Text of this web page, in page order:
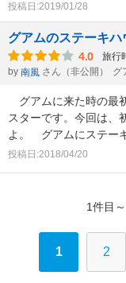
投稿日:2019/01/28
グアムのステーキ
4.0 旅行
by 南風 さん（非公開） グ
グアムに来た時の最
スターです。今回は、
よ。 グアムにステー
投稿日:2018/04/20
1件目
1 2